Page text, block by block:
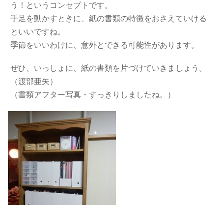
う！というコンセプトです。
手足を動かすときに、紙の書類の特徴をおさえていける
といいですね。
季節をいいわけに、意外とできる可能性があります。
ぜひ、いっしょに、紙の書類を片づけていきましょう。
（渡部亜矢）
（書類アフター写真・すっきりしましたね。）